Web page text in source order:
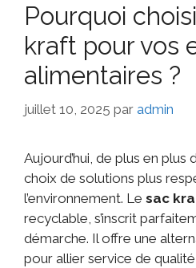
Pourquoi
kraft pour vos
alimentaires ?
juillet 10, 2025 par admin
Aujourd’hui, de plus en
choix de solutions plus
l’environnement. Le sac
recyclable, s’inscrit
démarche. Il offre une
pour allier service de